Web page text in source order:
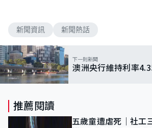
新聞資訊 新聞熱話
下一則新聞
澳洲央行維持利率
推薦閱讀
五歲童遭虐死｜社工